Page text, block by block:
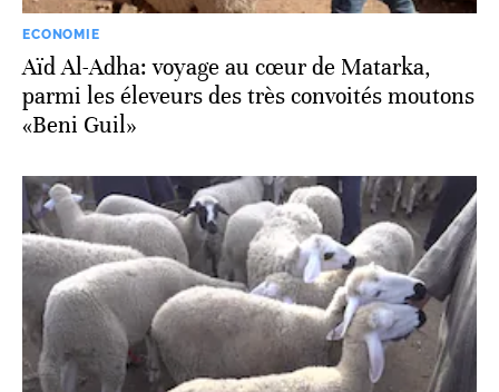
ECONOMIE
Aïd Al-Adha: voyage au cœur de Matarka,
parmi les éleveurs des très convoités moutons
«Beni Guil»